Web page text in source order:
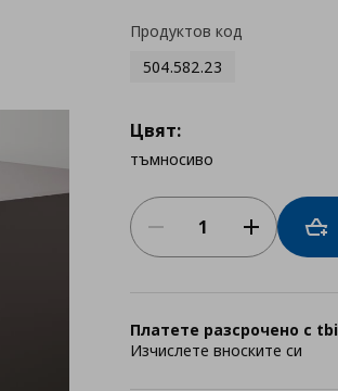
Продуктов код
504.582.23
Цвят:
тъмносиво
Платете разсрочено с tbi
Изчислете вноските си